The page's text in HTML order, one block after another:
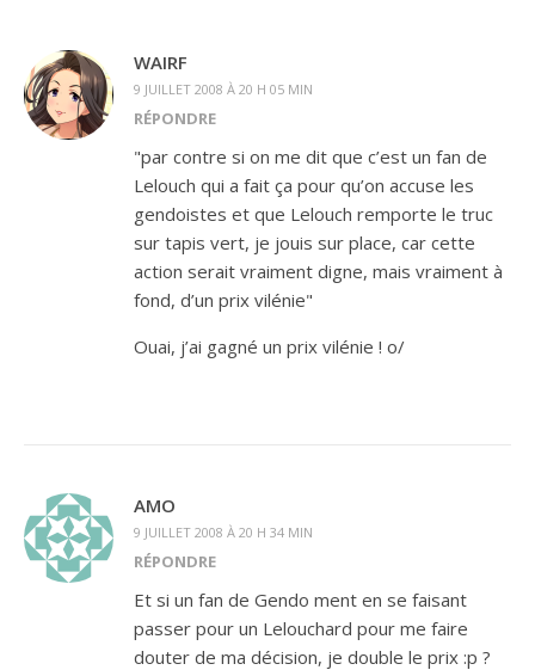
WAIRF
9 JUILLET 2008 À 20 H 05 MIN
RÉPONDRE
"par contre si on me dit que c’est un fan de
Lelouch qui a fait ça pour qu’on accuse les
gendoistes et que Lelouch remporte le truc
sur tapis vert, je jouis sur place, car cette
action serait vraiment digne, mais vraiment à
fond, d’un prix vilénie"
Ouai, j’ai gagné un prix vilénie ! o/
AMO
9 JUILLET 2008 À 20 H 34 MIN
RÉPONDRE
Et si un fan de Gendo ment en se faisant
passer pour un Lelouchard pour me faire
douter de ma décision, je double le prix :p ?